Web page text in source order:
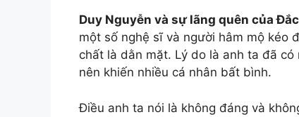
Duy Nguyễn và sự lãng quên của
một số nghệ sĩ và người hâm mộ kéo
chất là dằn mặt. Lý do là anh ta đã
nên khiến nhiều cá nhân bất bình.
Điều anh ta nói là không đáng và